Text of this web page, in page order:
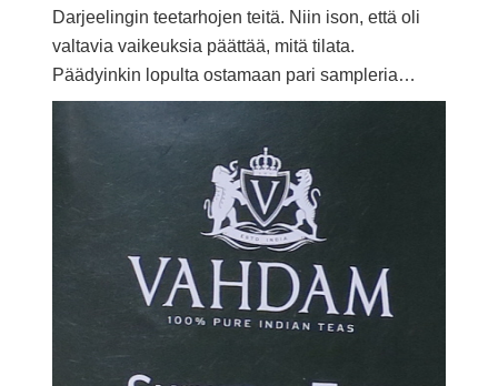
Darjeelingin teetarhojen teitä. Niin ison, että oli
valtavia vaikeuksia päättää, mitä tilata.
Päädyinkin lopulta ostamaan pari sampleria…